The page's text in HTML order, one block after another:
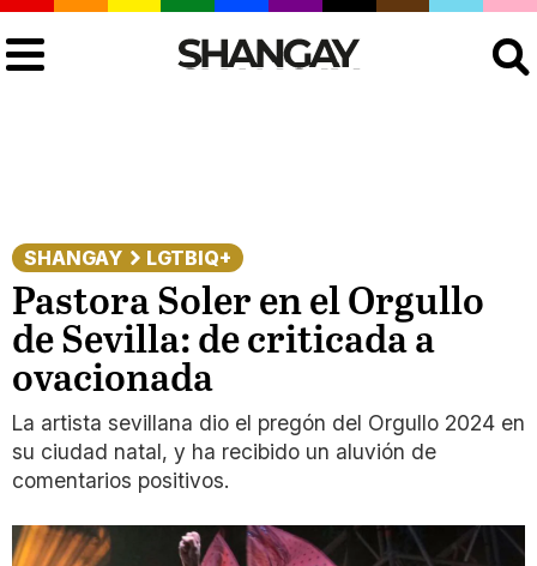
SHANGAY LGTBIQ+
Pastora Soler en el Orgullo
de Sevilla: de criticada a
ovacionada
La artista sevillana dio el pregón del Orgullo 2024 en
su ciudad natal, y ha recibido un aluvión de
comentarios positivos.